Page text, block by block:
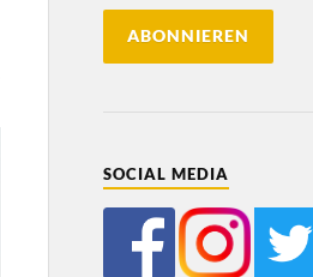
SOCIAL MEDIA